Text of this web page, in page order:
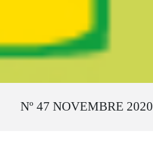
Nº 47 NOVEMBRE 2020